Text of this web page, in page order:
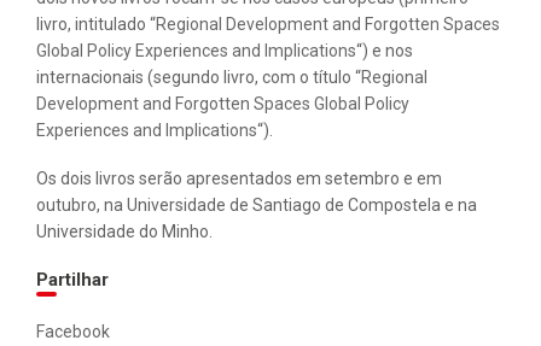
Partilhar
Facebook
livro, intitulado “Regional Development and Forgotten Spaces
Global Policy Experiences and Implications“) e nos
internacionais (segundo livro, com o título “Regional
Development and Forgotten Spaces Global Policy
Experiences and Implications“).
Os dois livros serão apresentados em setembro e em
outubro, na Universidade de Santiago de Compostela e na
Universidade do Minho.